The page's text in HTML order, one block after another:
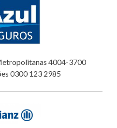
4004-3700
0300 123 2985